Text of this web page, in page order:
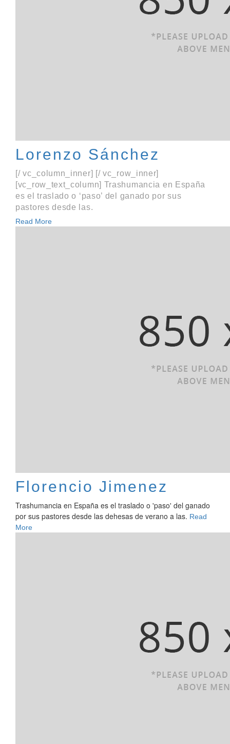
Lorenzo Sánchez
[/ vc_column_inner] [/ vc_row_inner]
[vc_row_text_column] Trashumancia en España
es el traslado o ‘paso’ del ganado por sus
pastores desde las.
Read More
Florencio Jimenez
Trashumancia en España es el traslado o 'paso' del ganado
por sus pastores desde las dehesas de verano a las. Read
More